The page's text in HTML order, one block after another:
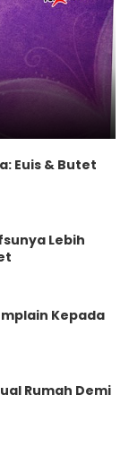
Euis & Butet
Lebih
Kepada
Rumah Demi